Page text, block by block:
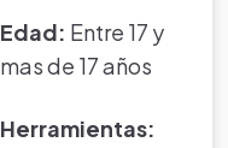
Edad: Entre 17 y
mas de 17 años
Herramientas: